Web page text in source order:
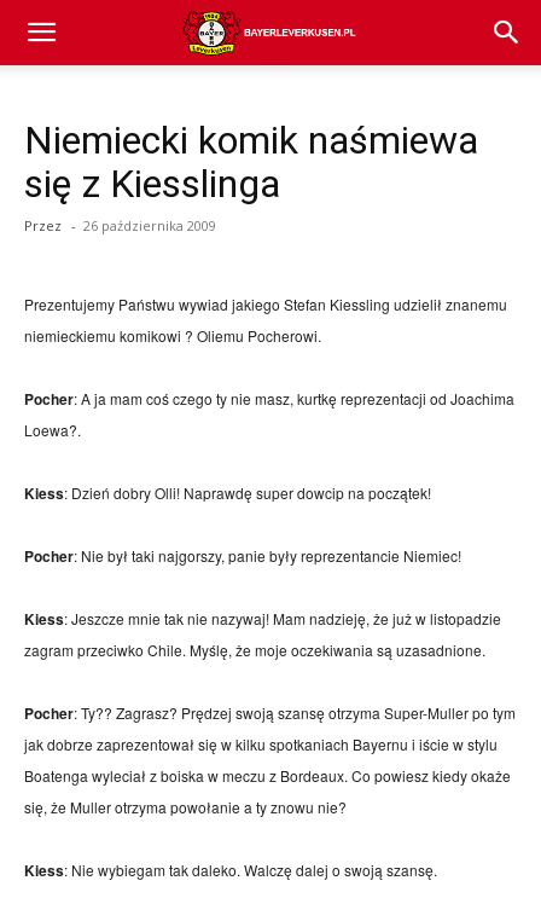
Bayer
aktualności
mecze,
skład)
Niemiecki komik naśmiewa
się z Kiesslinga
Przez - 26 października 2009
Prezentujemy Państwu wywiad jakiego Stefan Kiessling udzielił znanemu
niemieckiemu komikowi ? Oliemu Pocherowi.
Pocher: A ja mam coś czego ty nie masz, kurtkę reprezentacji od Joachima
Loewa?.
Kiess: Dzień dobry Olli! Naprawdę super dowcip na początek!
Pocher: Nie był taki najgorszy, panie były reprezentancie Niemiec!
Kiess: Jeszcze mnie tak nie nazywaj! Mam nadzieję, że już w listopadzie
zagram przeciwko Chile. Myślę, że moje oczekiwania są uzasadnione.
Pocher: Ty?? Zagrasz? Prędzej swoją szansę otrzyma Super-Muller po tym
jak dobrze zaprezentował się w kilku spotkaniach Bayernu i iście w stylu
Boatenga wyleciał z boiska w meczu z Bordeaux. Co powiesz kiedy okaże
się, że Muller otrzyma powołanie a ty znowu nie?
Kiess: Nie wybiegam tak daleko. Walczę dalej o swoją szansę.